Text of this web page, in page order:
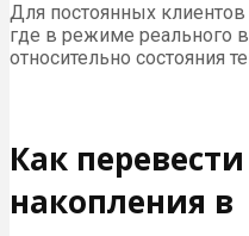
Для постоянных
где в режиме реального
относительно состояния
Как
накопления в